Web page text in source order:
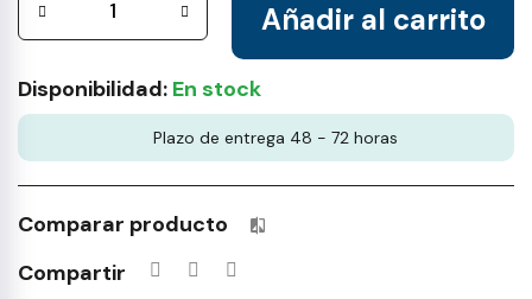
Añadir al carrito
Disponibilidad: En stock
Plazo de entrega 48 - 72 horas
Comparar producto Productos incluidos en tu lista
Compartir